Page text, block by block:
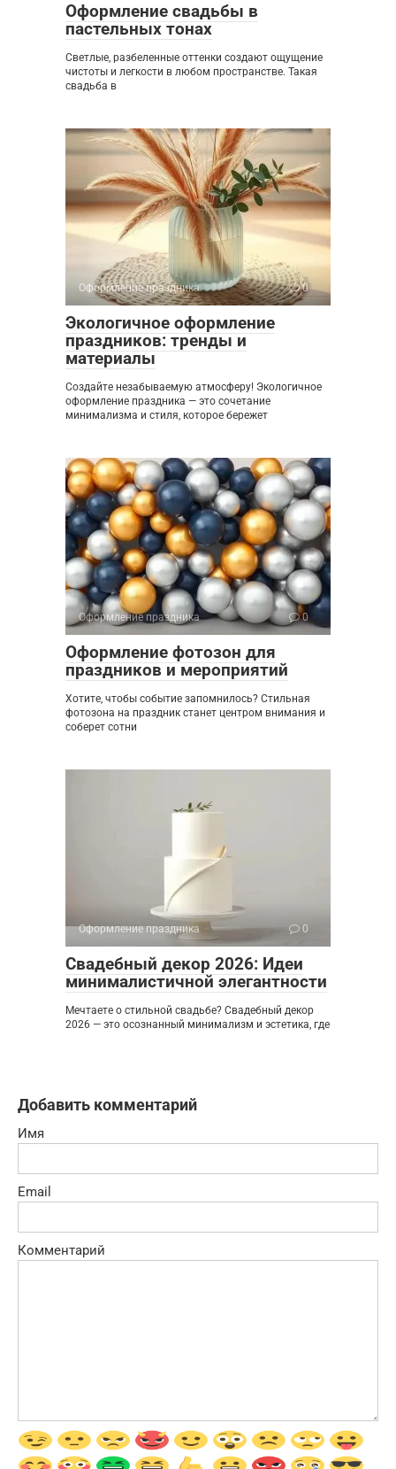
Оформление свадьбы в
пастельных тонах
Светлые, разбеленные оттенки создают ощущение
чистоты и легкости в любом пространстве. Такая
свадьба в
Оформление праздника 0
Экологичное оформление
праздников: тренды и
материалы
Создайте незабываемую атмосферу! Экологичное
оформление праздника — это сочетание
минимализма и стиля, которое бережет
Оформление праздника 0
Оформление фотозон для
праздников и мероприятий
Хотите, чтобы событие запомнилось? Стильная
фотозона на праздник станет центром внимания и
соберет сотни
Оформление праздника 0
Свадебный декор 2026: Идеи
минималистичной элегантности
Мечтаете о стильной свадьбе? Свадебный декор
2026 — это осознанный минимализм и эстетика, где
Добавить комментарий
Имя
Email
Комментарий